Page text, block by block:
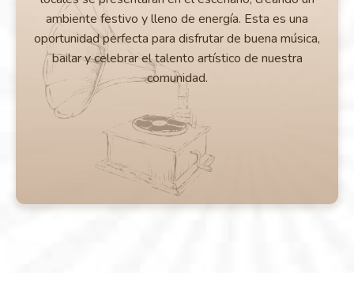
ambiente festivo y lleno de energía. Esta es una
oportunidad perfecta para disfrutar de buena música,
bailar y celebrar el talento artístico de nuestra
comunidad.